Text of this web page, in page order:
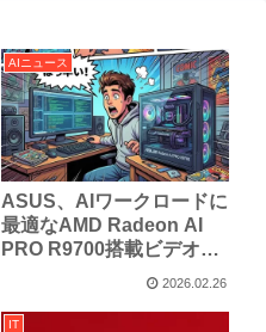
AIニュース
ASUS、AIワークロードに
最適なAMD Radeon AI
PRO R9700搭載ビデオカ
2026.02.26
IT